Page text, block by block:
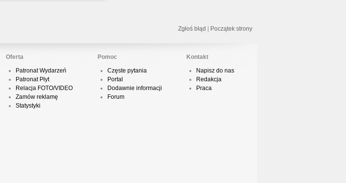
Podsumowanie roku 2018 w Polskim
Zgłoś błąd Początek strony
Oferta
Patronat Wydarzeń
Patronat Płyt
Relacja FOTO/VIDEO
Zamów reklamę
Statystyki
Pomoc
Częste pytania
Portal
Dodawnie informacji
Forum
Kontakt
Napisz do nas
Redakcja
Praca